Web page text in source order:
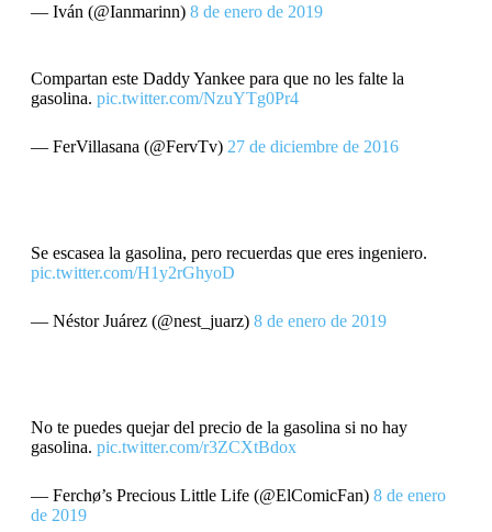
— Iván (@Ianmarinn) 8 de enero de 2019
Compartan este Daddy Yankee para que no les falte la
gasolina. pic.twitter.com/NzuYTg0Pr4
— FerVillasana (@FervTv) 27 de diciembre de 2016
Se escasea la gasolina, pero recuerdas que eres ingeniero.
pic.twitter.com/H1y2rGhyoD
— Néstor Juárez (@nest_juarz) 8 de enero de 2019
No te puedes quejar del precio de la gasolina si no hay
gasolina. pic.twitter.com/r3ZCXtBdox
— Ferchø’s Precious Little Life (@ElComicFan) 8 de enero
de 2019